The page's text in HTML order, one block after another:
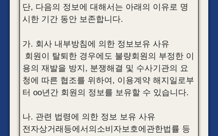
단, 다음의 정보에 대해서는 아래의 이유로 명
시한 기간 동안 보존합니다.
가. 회사 내부방침에 의한 정보보유 사유
회원이 탈퇴한 경우에도 불량회원의 부정한 이
용의 재발을 방지, 분쟁해결 및 수사기관의 요
청에 따른 협조를 위하여, 이용계약 해지일로부
터 oo년간 회원의 정보를 보유할 수 있습니다.
나. 관련 법령에 의한 정보 보유 사유
전자상거래등에서의소비자보호에관한법률 등